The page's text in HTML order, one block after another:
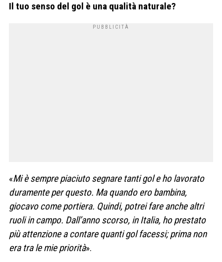
Il tuo senso del gol è una qualità naturale?
«Mi è sempre piaciuto segnare tanti gol e ho lavorato
duramente per questo. Ma quando ero bambina,
giocavo come portiera. Quindi, potrei fare anche altri
ruoli in campo. Dall’anno scorso, in Italia, ho prestato
più attenzione a contare quanti gol facessi; prima non
era tra le mie priorità».